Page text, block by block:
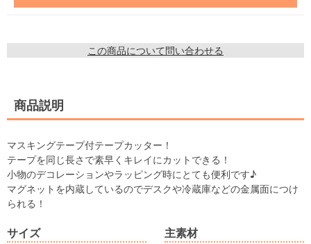
この商品について問い合わせる
商品説明
マスキングテープ付テープカッター！
テープを同じ長さで素早くキレイにカットできる！
小物のデコレーションやラッピング時にとても便利です♪
マグネットを内蔵しているのでデスクや冷蔵庫などの金属面につけ
られる！
サイズ 主素材